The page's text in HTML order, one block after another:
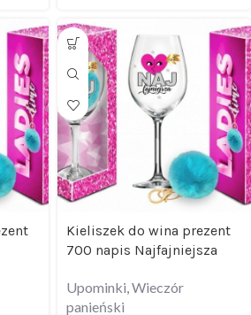
Kieliszek do wina prezent
700 napis Najfajniejsza
Upominki,Wieczór
panieński